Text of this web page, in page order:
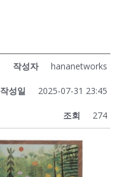
작성자 hananetworks
작성일 2025-07-31 23:45
조회 274